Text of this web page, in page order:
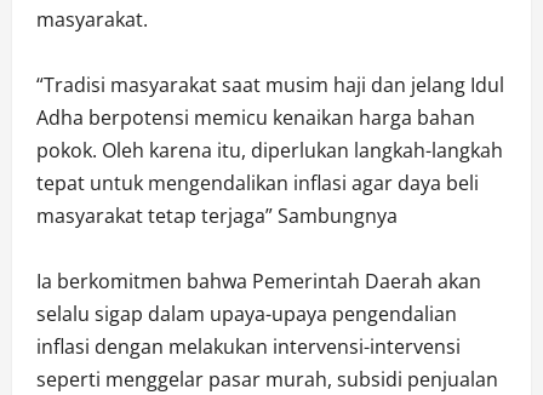
masyarakat.
“Tradisi masyarakat saat musim haji dan jelang Idul
Adha berpotensi memicu kenaikan harga bahan
pokok. Oleh karena itu, diperlukan langkah-langkah
tepat untuk mengendalikan inflasi agar daya beli
masyarakat tetap terjaga” Sambungnya
Ia berkomitmen bahwa Pemerintah Daerah akan
selalu sigap dalam upaya-upaya pengendalian
inflasi dengan melakukan intervensi-intervensi
seperti menggelar pasar murah, subsidi penjualan